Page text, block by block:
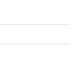
l'indice Dow
stesso). I